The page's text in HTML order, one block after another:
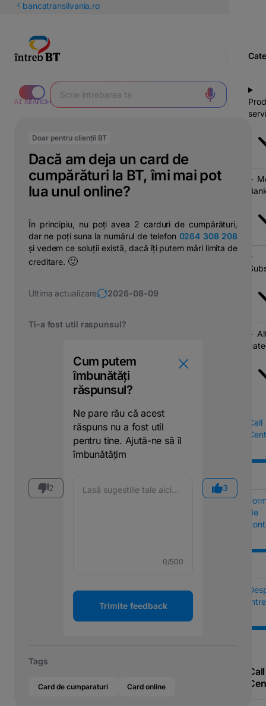
latineștibancatransilvania.ro
Call
de
Call
Doar pentru clienții BT
Dacă am deja un card de
cumpărături la BT, îmi mai pot
lua unul online?
În principiu, nu poți avea 2 carduri de cumpărături,
dar ne poți suna la numărul de telefon 0264 308 208
și vedem ce soluții există, dacă îți putem mări limita de
creditare. 🙂
Ultima actualizare 2026-08-09
Ti-a fost util raspunsul?
2
Cum putem
îmbunătăți
răspunsul?
Ne pare rău că acest
răspuns nu a fost util
pentru tine. Ajută-ne să îl
îmbunătățim
0/500
Trimite feedback
3
Tags
Card de cumparaturi Card online